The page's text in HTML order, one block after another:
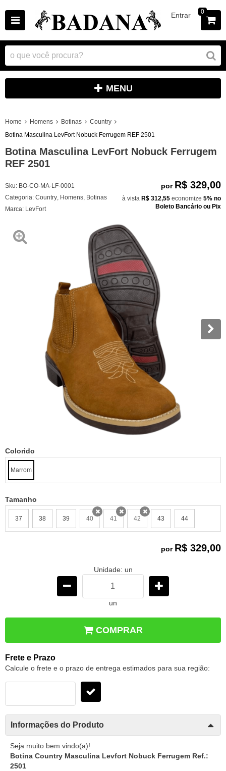
Entrar 0
MENU
Home Homens Botinas
Country
Botina Masculina LevFort Nobuck Ferrugem REF 2501
Botina Masculina LevFort Nobuck Ferrugem
REF 2501
Sku: BO-CO-MA-LF-0001
Categoria: Country Homens Botinas
Marca: LevFort
por R$ 329,00
à vista R$ 312,55 economize 5% no
Boleto Bancário ou Pix
Colorido
Marrom
Tamanho
37 38 39 40x 41x 42x 43 44
por R$ 329,00
Unidade: un
un
COMPRAR
Frete e Prazo
Calcule o frete e o prazo de entrega estimados para sua região:
Informações do Produto
Seja muito bem vindo(a)!
Botina Country Masculina Levfort Nobuck Ferrugem Ref.:
2501